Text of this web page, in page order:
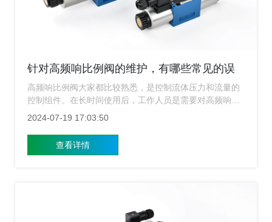
针对高频响比例阀的维护，有哪些常见的误
区需要避免？
高频响比例阀大家都比较熟悉，是控制流体压力和流量的
控制组件。在长时间使用后，工作人员是需要对高频响比
例阀进行清洗和维护的。最近发现很多用户在对高频响比
有哪些常见的误区呢？上海高频响比例阀的小编就来给大
家简单的介绍一下。
2024-07-19 17:03:50
查看详情